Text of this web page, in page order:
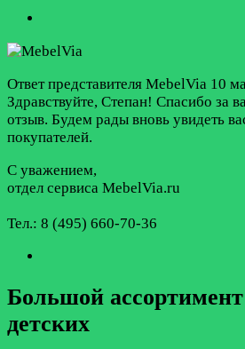
Ответ представителя MebelVia 10
Здравствуйте, Степан! Спасибо за
отзыв. Будем рады вновь увидеть
покупателей.
С уважением,
отдел сервиса MebelVia.ru
Тел.: 8 (495) 660-70-36
Большой
детских